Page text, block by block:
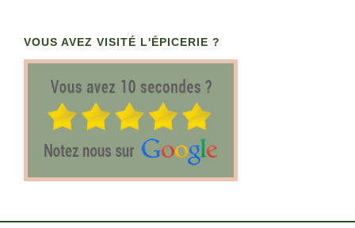
VOUS AVEZ VISITÉ L'ÉPICERIE ?